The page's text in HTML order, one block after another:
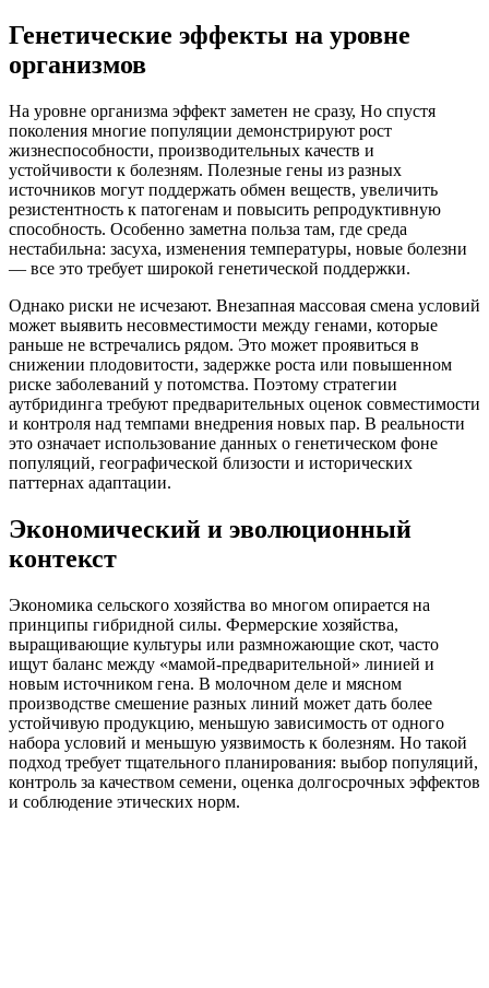
Генетические эффекты на уровне
организмов
На уровне организма эффект заметен не сразу, Но спустя
поколения многие популяции демонстрируют рост
жизнеспособности, производительных качеств и
устойчивости к болезням. Полезные гены из разных
источников могут поддержать обмен веществ, увеличить
резистентность к патогенам и повысить репродуктивную
способность. Особенно заметна польза там, где среда
нестабильна: засуха, изменения температуры, новые болезни
— все это требует широкой генетической поддержки.
Однако риски не исчезают. Внезапная массовая смена условий
может выявить несовместимости между генами, которые
раньше не встречались рядом. Это может проявиться в
снижении плодовитости, задержке роста или повышенном
риске заболеваний у потомства. Поэтому стратегии
аутбридинга требуют предварительных оценок совместимости
и контроля над темпами внедрения новых пар. В реальности
это означает использование данных о генетическом фоне
популяций, географической близости и исторических
паттернах адаптации.
Экономический и эволюционный
контекст
Экономика сельского хозяйства во многом опирается на
принципы гибридной силы. Фермерские хозяйства,
выращивающие культуры или размножающие скот, часто
ищут баланс между «мамой-предварительной» линией и
новым источником гена. В молочном деле и мясном
производстве смешение разных линий может дать более
устойчивую продукцию, меньшую зависимость от одного
набора условий и меньшую уязвимость к болезням. Но такой
подход требует тщательного планирования: выбор популяций,
контроль за качеством семени, оценка долгосрочных эффектов
и соблюдение этических норм.